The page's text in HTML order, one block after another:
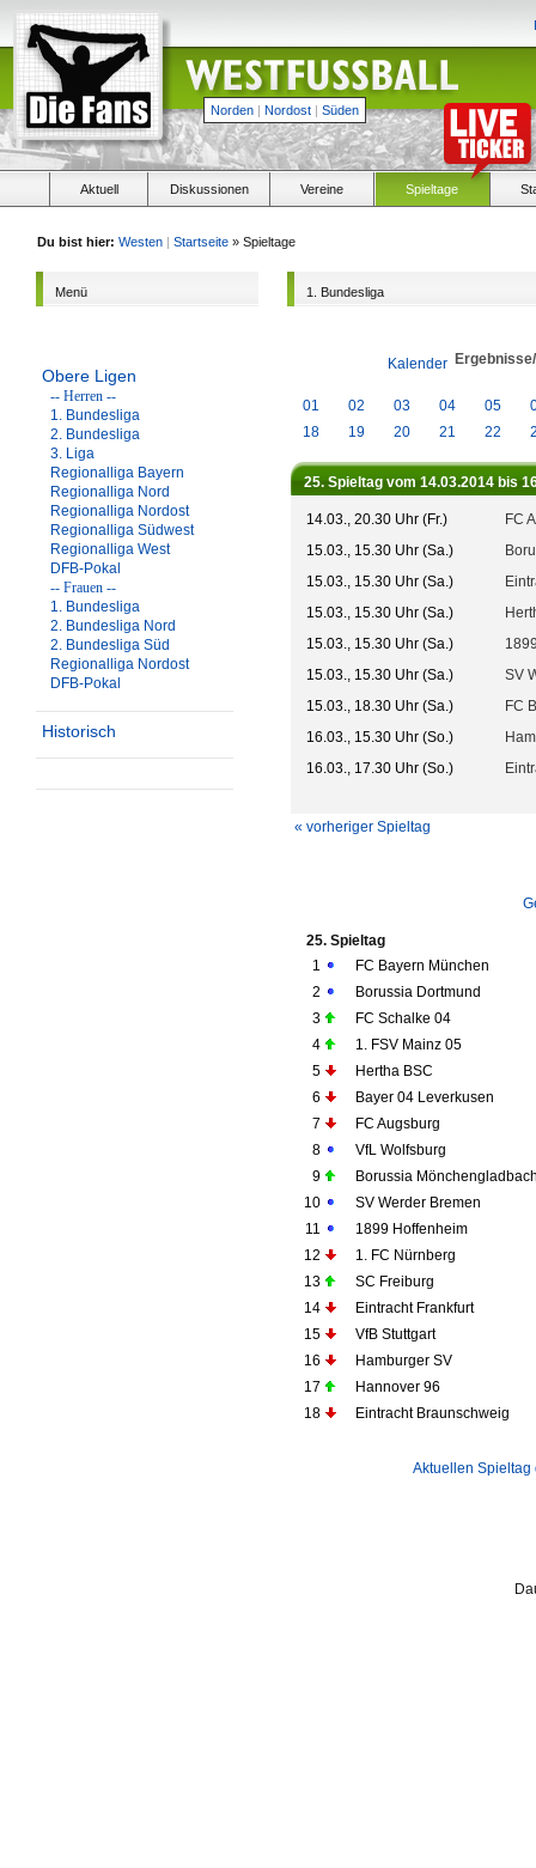
Norden | Nordost | Süden
Aktuell Diskussionen Vereine Spieltage
Du bist hier: Westen | Startseite » Spieltage
Menü
Obere Ligen
-- Herren --
1. Bundesliga
2. Bundesliga
3. Liga
Regionalliga Bayern
Regionalliga Nord
Regionalliga Nordost
Regionalliga Südwest
Regionalliga West
DFB-Pokal
-- Frauen --
1. Bundesliga
2. Bundesliga Nord
2. Bundesliga Süd
Regionalliga Nordost
DFB-Pokal
Historisch
1. Bundesliga
Kalender
01 02 03 04 05
18
19 20 21 22
25. Spieltag vom 14.03.2014 bis
14.03., 20.30 Uhr (Fr.)
FC
15.03., 15.30 Uhr (Sa.)
15.03., 15.30 Uhr (Sa.)
15.03., 15.30 Uhr (Sa.)
15.03., 15.30 Uhr (Sa.)
15.03., 15.30 Uhr (Sa.)
SV
15.03., 18.30 Uhr (Sa.)
FC
16.03., 15.30 Uhr (So.)
16.03., 17.30 Uhr (So.)
« vorheriger Spieltag
25. Spieltag
1
FC Bayern München
2
Borussia Dortmund
3
FC Schalke 04
4
1. FSV Mainz 05
5
Hertha BSC
6
Bayer 04 Leverkusen
7
FC Augsburg
8
VfL Wolfsburg
9
Borussia
10
SV Werder Bremen
11
1899 Hoffenheim
12
1. FC Nürnberg
13
SC Freiburg
14
Eintracht Frankfurt
15
VfB Stuttgart
16
Hamburger SV
17
Hannover 96
18
Eintracht Braunschweig
Aktuellen Spieltag